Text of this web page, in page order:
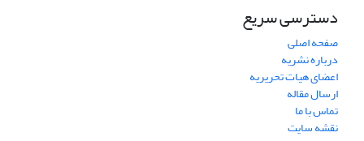
دسترسی سریع
صفحه اصلی
درباره نشریه
اعضای هیات تحریریه
ارسال مقاله
تماس با ما
نقشه سایت